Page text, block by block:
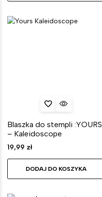
Blaszka do stempli :YOURS
– Kaleidoscope
19,99 zł
DODAJ DO KOSZYKA